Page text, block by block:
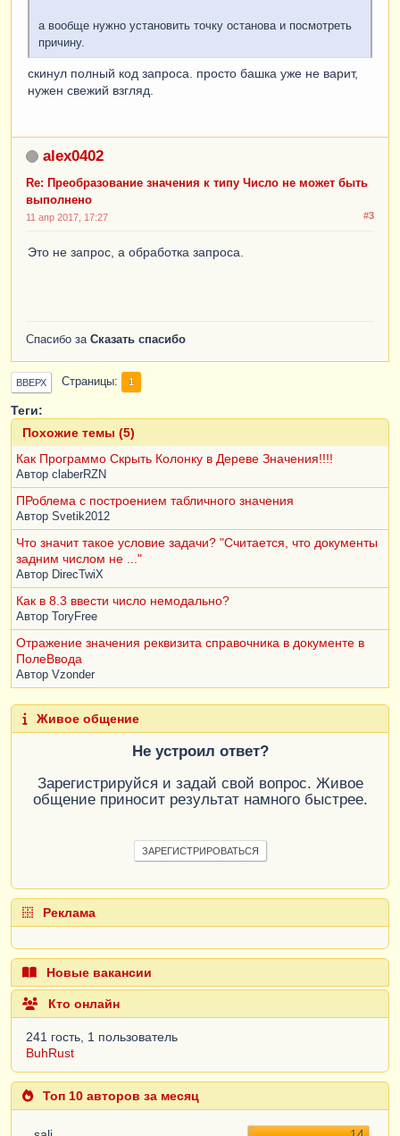
а вообще нужно установить точку останова и посмотреть
причину.
скинул полный код запроса. просто башка уже не варит,
нужен свежий взгляд.
alex0402
Re: Преобразование значения к типу Число не может быть
выполнено
#3
11 апр 2017, 17:27
Это не запрос, а обработка запроса.
Спасибо за Сказать спасибо
ВВЕРХ Страницы 1
Теги:
Похожие темы (5)
Как Программо Скрыть Колонку в Дереве Значения!!!!
Автор claberRZN
ПРоблема с построением табличного значения
Автор Svetik2012
Что значит такое условие задачи? "Считается, что документы
задним числом не ..."
Автор DirecTwiX
Как в 8.3 ввести число немодально?
Автор ToryFree
Отражение значения реквизита справочника в документе в
ПолеВвода
Автор Vzonder
Живое общение
Не устроил ответ?
Зарегистрируйся и задай свой вопрос. Живое
общение приносит результат намного быстрее.
ЗАРЕГИСТРИРОВАТЬСЯ
Реклама
Новые вакансии
Кто онлайн
241 гость, 1 пользователь
BuhRust
Топ 10 авторов за месяц